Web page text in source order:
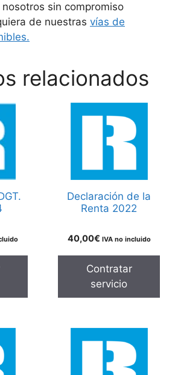
sin compromiso
de nuestras vías de
relacionados
Declaración de la
Renta 2022
40,00€ IVA no incluido
Contratar
servicio